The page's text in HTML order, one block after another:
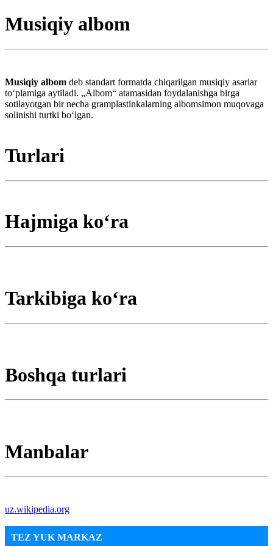
Musiqiy albom
Musiqiy albom deb standart formatda chiqarilgan musiqiy asarlar
toʻplamiga aytiladi. „Albom“ atamasidan foydalanishga birga
sotilayotgan bir necha gramplastinkalarning albomsimon muqovaga
solinishi turtki boʻlgan.
Turlari
Hajmiga koʻra
Tarkibiga koʻra
Boshqa turlari
Manbalar
uz.wikipedia.org
TEZ YUK MARKAZ